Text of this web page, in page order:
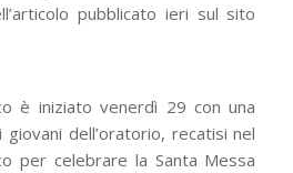
pubblicato ieri sul sito
è iniziato venerdì 29 con una
dell’oratorio, recatisi nel
per celebrare la Santa Messa